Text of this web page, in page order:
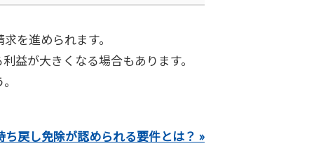
を進められます。
益が大きくなる場合もあります。
ち戻し免除が認められる要件とは？ »